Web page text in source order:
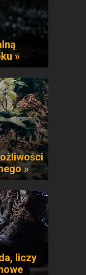
»
»
liczy